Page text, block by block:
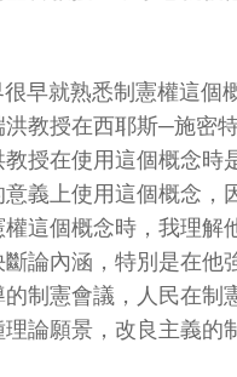
早就熟悉制憲權這個
洪教授在西耶斯─施密
授在使用這個概念時
義上使用這個概念，
這個概念時， 我理解
論內涵， 特別是在他
制憲會議， 人民在制
論願景， 改良主義的